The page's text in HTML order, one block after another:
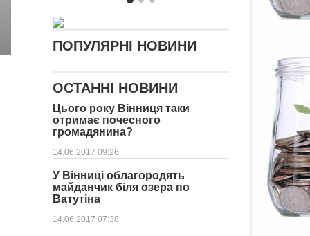
ПОПУЛЯРНІ НОВИНИ
ОСТАННІ НОВИНИ
Цього року Вінниця таки
отримає почесного
громадянина?
14.06.2017 09:26
У Вінниці облагородять
майданчик біля озера по
Ватутіна
14.06.2017 07:38